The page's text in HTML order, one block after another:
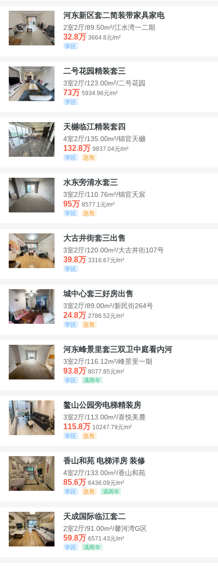
河东新区套二简装带家具家电
2室2厅/89.50m²/江水湾一二期
32.8万 3664.8元/m²
学区
二号花园精装套三
3室2厅/123.00m²/二号花园
73万 5934.96元/m²
学区
天樾临江精装套四
4室2厅/135.00m²/锦官天樾
132.8万 9837.04元/m²
学区
急售
水东旁清水套三
3室2厅/110.76m²/锦官天宸
95万 8577.1元/m²
学区
急售
大古井街套三出售
3室2厅/120.00m²/大古井街107号
39.8万 3316.67元/m²
学区
城中心套三好房出售
3室2厅/89.00m²/新民街264号
24.8万 2786.52元/m²
学区
急售
河东峰景里套三双卫中庭看内河
3室2厅/116.12m²/峰景里一期
93.8万 8077.85元/m²
学区
满两年
鳌山公园旁电梯精装房
3室2厅/113.00m²/喜悦美麓
115.8万 10247.79元/m²
学区
急售
香山和苑 电梯洋房 装修
4室2厅/133.00m²/香山和苑
85.6万 6436.09元/m²
学区
急售 满两年
天成国际临江套二
2室2厅/91.00m²/馨河湾G区
59.8万 6571.43元/m²
学区
满两年